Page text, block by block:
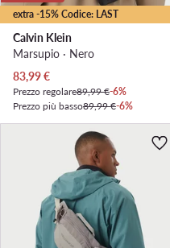
extra -15% Codice: LAST
Calvin Klein
Marsupio · Nero
Prezzo attuale
83,99€
Prezzo regolare89,99 €-6%
Prezzo più basso89,99 €-6%